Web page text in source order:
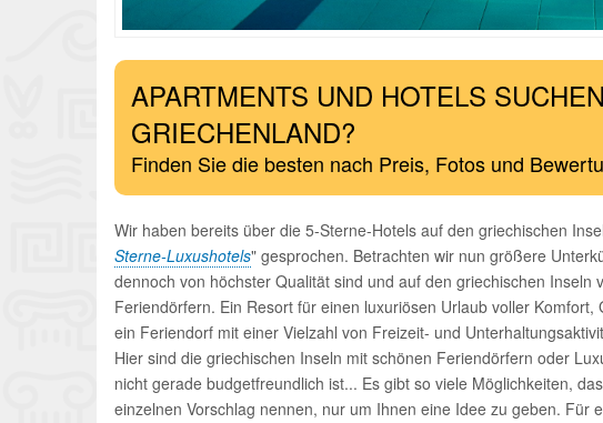
APARTMENTS UND HOTELS
GRIECHENLAND?
Finden Sie die besten nach Preis, Fotos und
Wir haben bereits über die 5-Sterne-Hotels auf den griechischen
Sterne-Luxushotels" gesprochen. Betrachten wir nun größere
dennoch von höchster Qualität sind und auf den griechischen Inseln
Feriendörfern. Ein Resort für einen luxuriösen Urlaub voller
ein Feriendorf mit einer Vielzahl von Freizeit- und
Hier sind die griechischen Inseln mit schönen Feriendörfern oder
nicht gerade budgetfreundlich ist... Es gibt so viele Möglichkeiten,
einzelnen Vorschlag nennen, nur um Ihnen eine Idee zu geben. Für